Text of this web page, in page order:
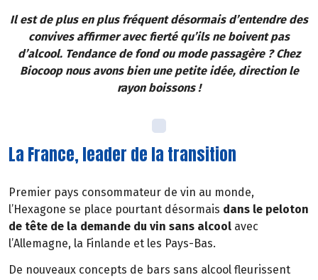
Il est de plus en plus fréquent désormais d’entendre des
convives affirmer avec fierté qu’ils ne boivent pas
d’alcool. Tendance de fond ou mode passagère ? Chez
Biocoop nous avons bien une petite idée, direction le
rayon boissons !
La France, leader de la transition
Premier pays consommateur de vin au monde,
l’Hexagone se place pourtant désormais dans le peloton
de tête de la demande du vin sans alcool avec
l’Allemagne, la Finlande et les Pays-Bas.
De nouveaux concepts de bars sans alcool fleurissent